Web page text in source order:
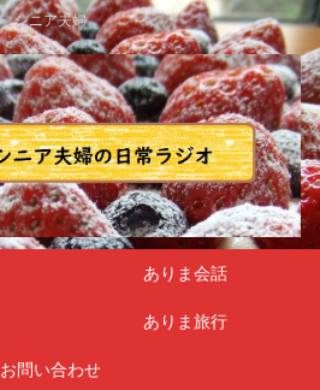
シニア夫婦
ありま会話
ありま旅行
お問い合わせ